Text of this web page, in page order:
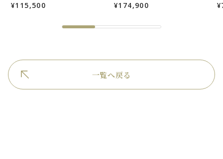
¥115,500 ¥174,900
一覧へ戻る